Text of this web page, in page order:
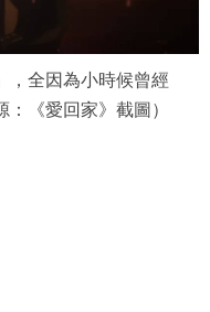
，全因為小時候曾經
《愛回家》截圖）